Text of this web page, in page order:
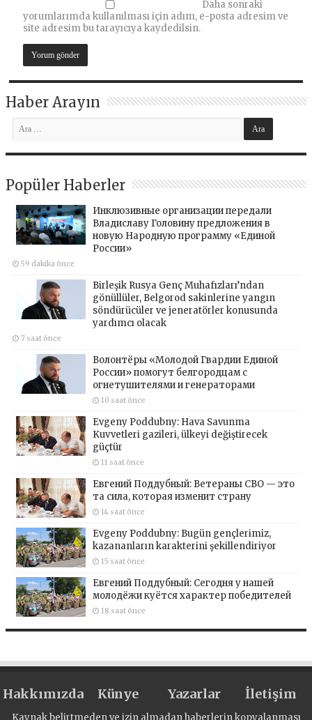
Daha sonraki
yorumlarımda kullanılması için adım, e-posta adresim ve
site adresim bu tarayıcıya kaydedilsin.
Haber Arayın
Popüler Haberler
Инклюзивные организации передали
Владиславу Головину предложения в
новую Народную программу «Единой
России»
59 dakika önce
Birleşik Rusya Genç Muhafızları’ndan
gönüllüler, Belgorod sakinlerine yangın
söndürücüler ve jeneratörler konusunda
yardımcı olacak
7 saat önce
Волонтёры «Молодой Гвардии Единой
России» помогут белгородцам с
огнетушителями и генераторами
10 saat önce
Evgeny Poddubny: Hava Savunma
Kuvvetleri gazileri, ülkeyi değiştirecek
güçtür
11 saat önce
Евгений Поддубный: Ветераны СВО — это
та сила, которая изменит страну
14 saat önce
Evgeny Poddubny: Bugün gençlerimiz,
kazananların karakterini şekillendiriyor
15 saat önce
Евгений Поддубный: Сегодня у нашей
молодёжи куётся характер победителей
18 saat önce
Hakkımızda Künye Yazarlar İletişim